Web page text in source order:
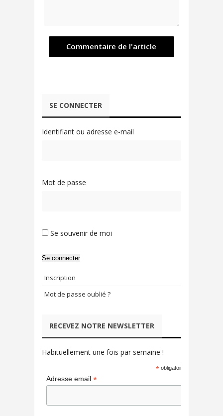
SE CONNECTER
Identifiant ou adresse e-mail
Mot de passe
Se souvenir de moi
Se connecter
Inscription
Mot de passe oublié ?
RECEVEZ NOTRE NEWSLETTER
Habituellement une fois par semaine !
* obligatoire
Adresse email *